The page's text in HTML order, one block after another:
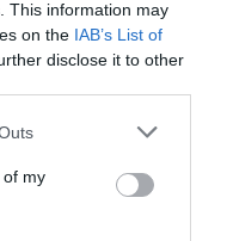
This information may
on the IAB’s List of
disclose it to other
one or more Google
You may click to
its third-party tags to
in below Google
of my